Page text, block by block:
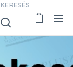
KERESÉS